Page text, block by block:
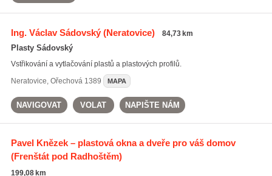
Ing. Václav Sádovský(Neratovice) 84,73 km
Plasty Sádovský
Vstřikování a vytlačování plastů a plastových profilů.
Neratovice, Ořechová 1389 MAPA
NAVIGOVAT VOLAT NAPIŠTE NÁM
Pavel Knězek – plastová okna a dveře pro váš domov
(Frenštát pod Radhoštěm)
199,08 km